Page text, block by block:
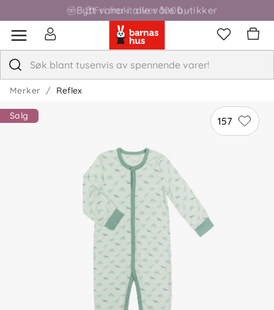
Bytt varer i alle våre butikker
Fri frakt over 1000,-
Merker Reflex
157
Salg